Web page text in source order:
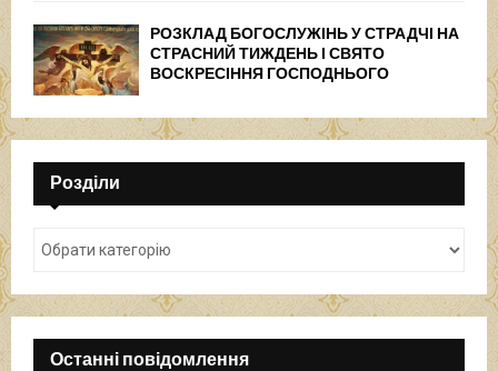
РОЗКЛАД БОГОСЛУЖІНЬ У СТРАДЧІ НА
СТРАСНИЙ ТИЖДЕНЬ І СВЯТО
ВОСКРЕСІННЯ ГОСПОДНЬОГО
Розділи
Останні повідомлення